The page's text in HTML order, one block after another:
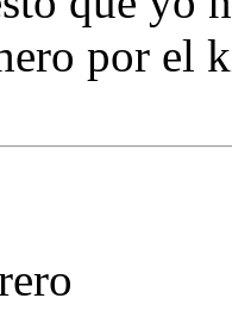
por el